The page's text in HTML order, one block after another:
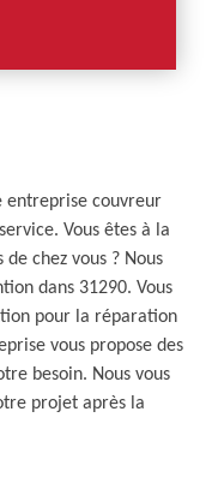
entreprise couvreur
Vous êtes à la
chez vous ? Nous
dans 31290. Vous
pour la réparation
vous propose des
besoin. Nous vous
projet après la